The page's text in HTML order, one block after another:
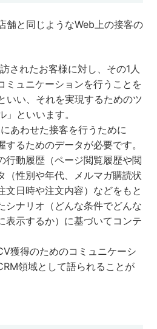
舗と同じようなWeb上の接客の
されたお客様に対し、その1人
ミュニケーションを行うことを
いい、それを実現するためのツ
といいます。
あわせた接客を行うために
るためのデータが必要です。
行動履歴（ページ閲覧履歴や閲
（性別や年代、メルマガ購読状
文日時や注文内容）などをもと
シナリオ（どんな条件でどんな
表示するか）に基づいてコンテ
獲得のためのコミュニケーシ
領域として語られることが